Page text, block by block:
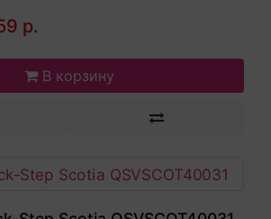
р.
В корзину